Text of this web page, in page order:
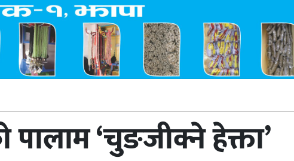
पालाम ‘चुङजीक्ने हेक्ता’